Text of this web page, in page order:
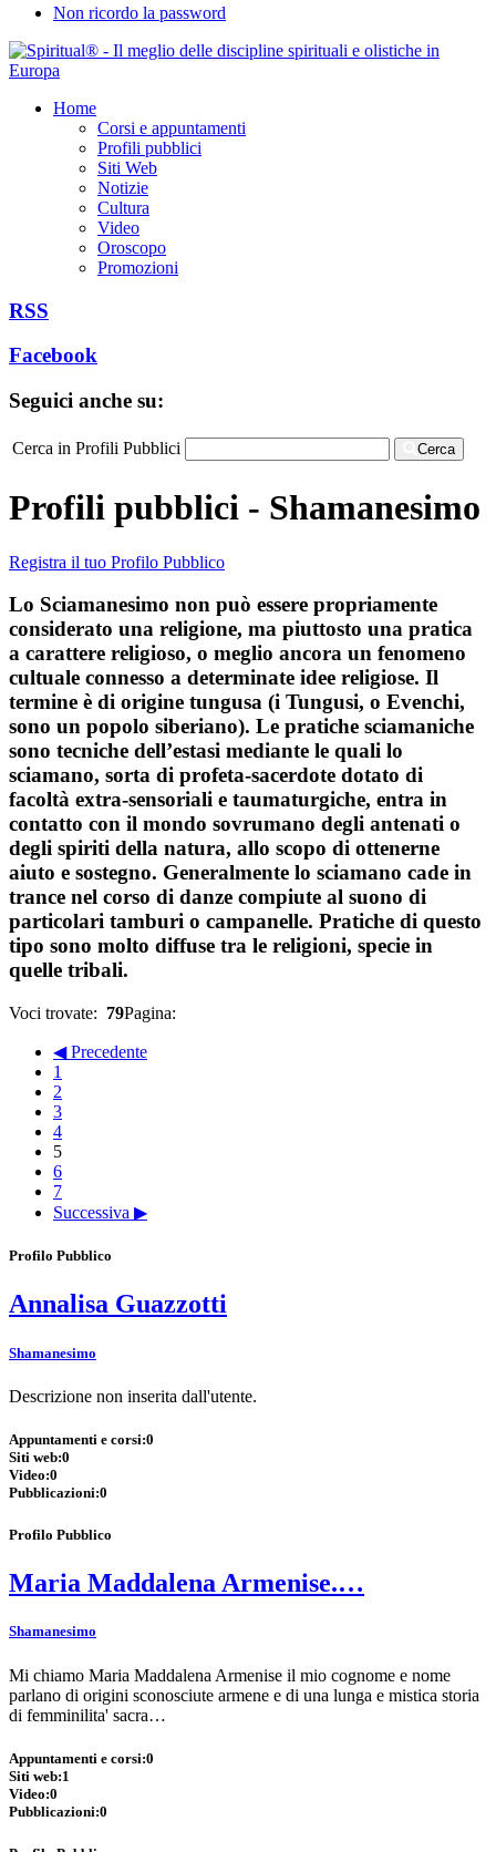
Non ricordo la password
Home
Corsi e appuntamenti
Profili pubblici
Siti Web
Notizie
Cultura
Video
Oroscopo
Promozioni
RSS
Facebook
Seguici anche su:
Cerca in Profili Pubblici Cerca
Profili pubblici - Shamanesimo
Registra il tuo Profilo Pubblico
Lo Sciamanesimo non può essere propriamente
considerato una religione, ma piuttosto una pratica
a carattere religioso, o meglio ancora un fenomeno
cultuale connesso a determinate idee religiose. Il
termine è di origine tungusa (i Tungusi, o Evenchi,
sono un popolo siberiano). Le pratiche sciamaniche
sono tecniche dell’estasi mediante le quali lo
sciamano, sorta di profeta-sacerdote dotato di
facoltà extra-sensoriali e taumaturgiche, entra in
contatto con il mondo sovrumano degli antenati o
degli spiriti della natura, allo scopo di ottenerne
aiuto e sostegno. Generalmente lo sciamano cade in
trance nel corso di danze compiute al suono di
particolari tamburi o campanelle. Pratiche di questo
tipo sono molto diffuse tra le religioni, specie in
quelle tribali.
Voci trovate: 79Pagina:
◀ Precedente
1
2
3
4
5
6
7
Successiva ▶
Profilo Pubblico
Annalisa Guazzotti
Shamanesimo
Descrizione non inserita dall'utente.
Appuntamenti e corsi:0
Siti web:0
Video:0
Pubblicazioni:0
Profilo Pubblico
Maria Maddalena Armenise.…
Shamanesimo
Mi chiamo Maria Maddalena Armenise il mio cognome e nome
parlano di origini sconosciute armene e di una lunga e mistica storia
di femminilita' sacra…
Appuntamenti e corsi:0
Siti web:1
Video:0
Pubblicazioni:0